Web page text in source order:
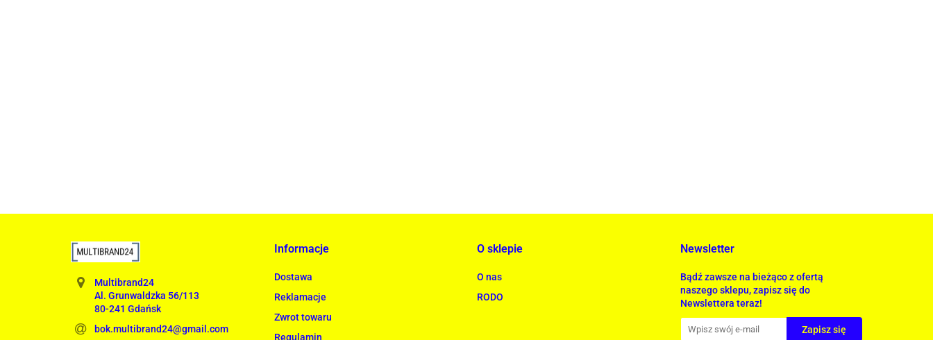
Multibrand24
Al. Grunwaldzka 56/113
80-241 Gdańsk
bok.multibrand24@gmail.com
Informacje
Dostawa
Reklamacje
Zwrot towaru
Regulamin
O sklepie
O nas
RODO
Newsletter
Bądź zawsze na bieżąco z ofertą
naszego sklepu, zapisz się do
Newslettera teraz!